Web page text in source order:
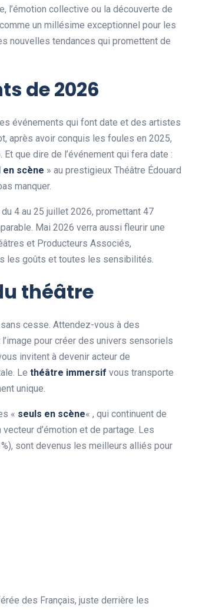
l’émotion collective ou la découverte de
comme un millésime exceptionnel pour les
nouvelles tendances qui promettent de
de 2026
événements qui font date et des artistes
après avoir conquis les foules en 2025,
que dire de l’événement qui fera date :
en scène » au prestigieux Théâtre Édouard
manquer.
4 au 25 juillet 2026, promettant 47
Mai 2026 verra aussi fleurir une
et Producteurs Associés,
les goûts et toutes les sensibilités.
théâtre
cesse. Attendez-vous à des
pour créer des univers sensoriels
invitent à devenir acteur de
Le théâtre immersif vous transporte
unique.
« seuls en scène« , qui continuent de
d’émotion et de partage. Les
sont devenus les meilleurs alliés pour
des Français, juste derrière les